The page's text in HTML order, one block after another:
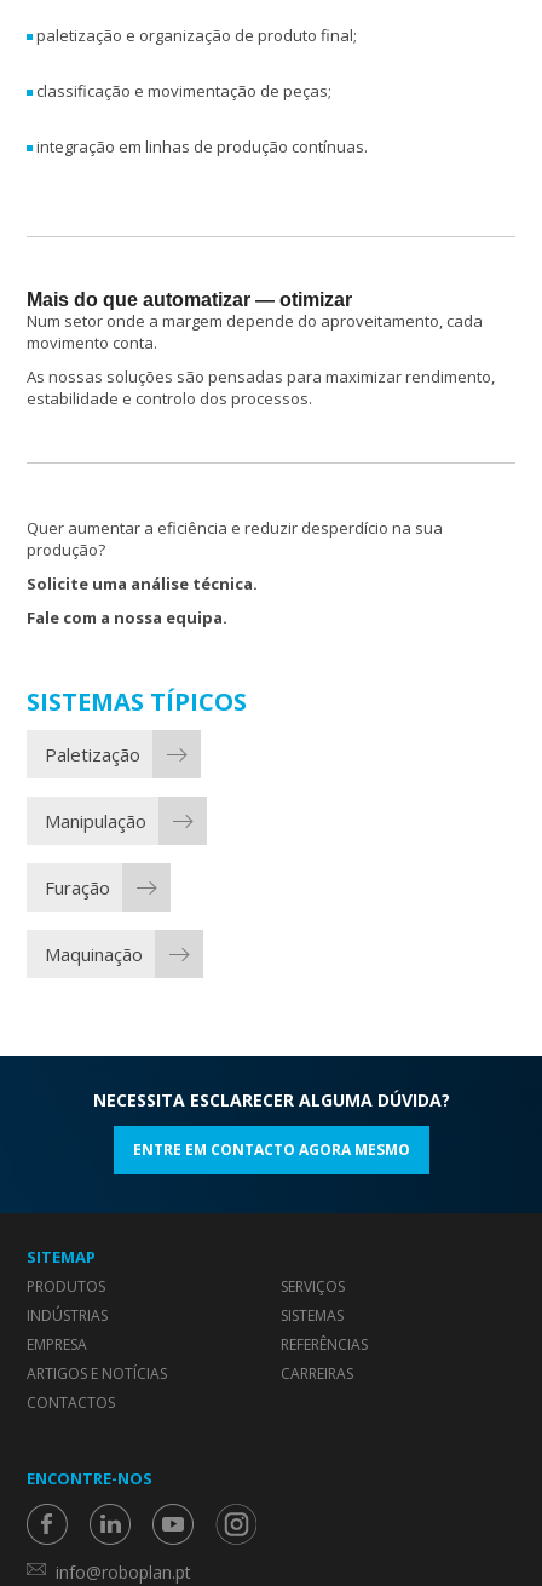
paletização e organização de produto final;
classificação e movimentação de peças;
integração em linhas de produção contínuas.
Mais do que automatizar — otimizar
Num setor onde a margem depende do aproveitamento, cada
movimento conta.
As nossas soluções são pensadas para maximizar rendimento,
estabilidade e controlo dos processos.
Quer aumentar a eficiência e reduzir desperdício na sua
produção?
Solicite uma análise técnica.
Fale com a nossa equipa.
SISTEMAS TÍPICOS
Paletização
Manipulação
Furação
Maquinação
NECESSITA ESCLARECER ALGUMA DÚVIDA?
ENTRE EM CONTACTO AGORA MESMO
SITEMAP
PRODUTOS
SERVIÇOS
INDÚSTRIAS
SISTEMAS
EMPRESA
REFERÊNCIAS
ARTIGOS E NOTÍCIAS
CARREIRAS
CONTACTOS
ENCONTRE-NOS
info@roboplan.pt